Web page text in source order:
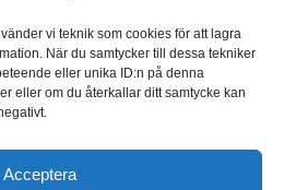
vi teknik som cookies för att lagra
När du samtycker till dessa tekniker
eller unika ID:n på denna
eller om du återkallar ditt samtycke kan
Acceptera
 070-109 29 02